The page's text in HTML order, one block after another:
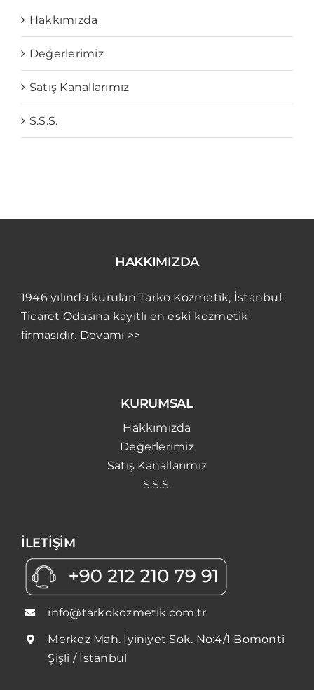
Hakkımızda
Değerlerimiz
Satış Kanallarımız
S.S.S.
HAKKIMIZDA
1946 yılında kurulan Tarko Kozmetik, İstanbul
Ticaret Odasına kayıtlı en eski kozmetik
firmasıdır. Devamı >>
KURUMSAL
Hakkımızda
Değerlerimiz
Satış Kanallarımız
S.S.S.
İLETİŞİM
info@tarkokozmetik.com.tr
Merkez Mah. İyiniyet Sok. No:4/1 Bomonti
Şişli / İstanbul